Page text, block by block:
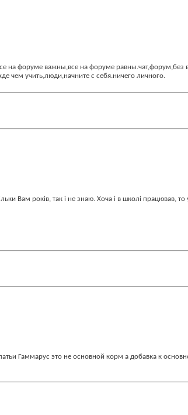
на форуме важны,все на форуме
чем учить,люди,начните с себя.ничего личного.
Вам років, так і не знаю. Хоча і в школі працював,
и Гаммарус это не основной корм а добавка к